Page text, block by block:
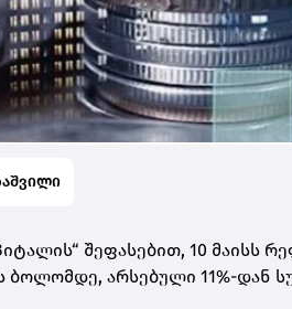
შეფასებით, 10 მაისს
არსებული 11%-დან